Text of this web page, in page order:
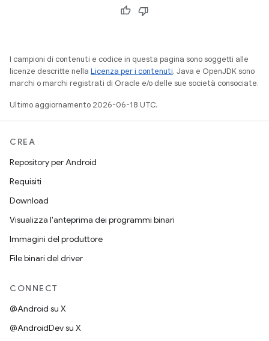
I campioni di contenuti e codice in questa pagina sono soggetti alle
licenze descritte nella Licenza per i contenuti. Java e OpenJDK sono
marchi o marchi registrati di Oracle e/o delle sue società consociate.
Ultimo aggiornamento 2026-06-18 UTC.
CREA
Repository per Android
Requisiti
Download
Visualizza l'anteprima dei programmi binari
Immagini del produttore
File binari del driver
CONNECT
@Android su X
@AndroidDev su X